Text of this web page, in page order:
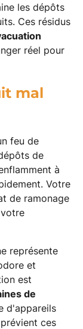
les dépôts
Ces résidus
réel pour
mal
feu de
de
à
Votre
de ramonage
représente
et
est
de
d'appareils
ces